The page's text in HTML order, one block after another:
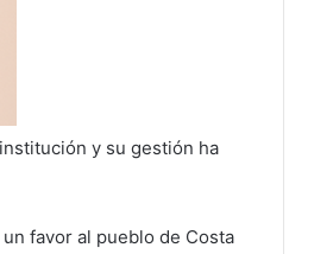
y su gestión ha
favor al pueblo de Costa